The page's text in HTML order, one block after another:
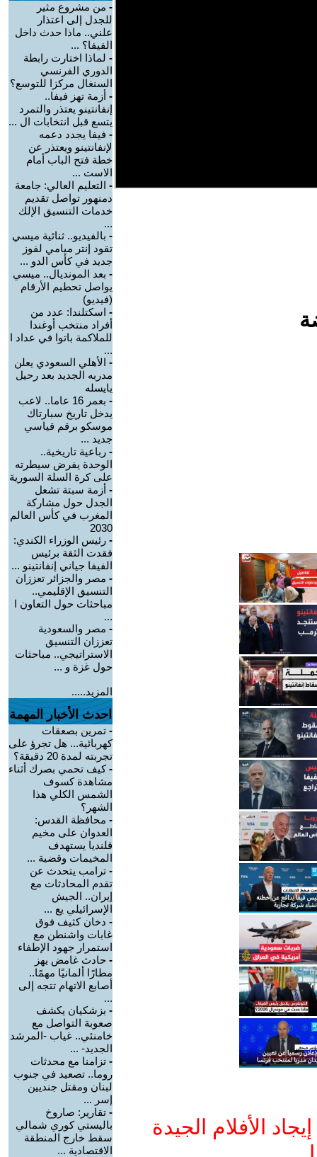
الأفلام الجيدة
- من مشروع مثير
للجدل إلى اعتذار
علني.. ماذا حدث داخل
الفيفا؟ ...
- لماذا اختارت رابطة
الدوري الفرنسي
السنغال مركزا للتوسع؟
- أزمة تهز فيفا..
إنفانتينو يعتذر والتمرد
يتسع قبل انتخابات ال ...
- فيفا يجدد دعمه
لإنفانتينو ويعتذر عن
خطة فتح الباب أمام
الاست ...
- التعليم العالي: جامعة
دمنهور تواصل تقديم
خدمات التنسيق الإلك
...
- بالفيديو.. ثنائية ميسي
تقود إنتر ميامي لفوز
جديد في كأس الدو ...
- بعد المونديال.. ميسي
يواصل تحطيم الأرقام
(فيديو)
- اسكتلندا: عدد من
أفراد منتخب أوغندا
للملاكمة باتوا في عداد ا
...
- الأهلي السعودي يعلن
مدربه الجديد بعد رحيل
يايسله
-
بعمر 16 عاما.. لاعب
يدخل تاريخ سبارتاك
موسكو برقم قياسي
جديد ...
- رباعية تاريخية..
الوحدة يفرض سيطرته
على كرة السلة السورية
- أزمة سبتة تشعل
الجدل حول مشاركة
المغرب في كأس العالم
2030
- رئيس الوزراء الكندي:
فقدت الثقة برئيس
الفيفا جياني إنفانتينو ...
- مصر والجزائر تعززان
التنسيق الإقليمي..
مباحثات حول التعاون ا
...
- مصر والسعودية
تعززان التنسيق
الاستراتيجي.. مباحثات
حول غزة و ...
المزيد.....
احدث الأخبار المهمة
- تمرين بصعقات
كهربائية... هل تجرؤ على
تجربته لمدة 20 دقيقة؟
-كيف تحمي بصرك أثناء
مشاهدة كسوف
الشمس الكلي هذا
الشهر؟
- محافظة القدس:
العدوان على مخيم
قلنديا يستهدف
المخيمات وقضية ...
- ترامب يتحدث عن
تقدم المحادثات مع
إيران.. الجيش
الإسرائيلي يع ...
- دخان كثيف فوق
غابات واشنطن مع
استمرار جهود الإطفاء
- حادث غامض يهز
مطارًا ألمانيًا مهمًا..
أصابع الاتهام تتجه إلى
...
- بزشكيان يكشف
صعوبة التواصل مع
خامنئي.. غياب -المرشد
الجديد- ...
- تزامنا مع محدثات
روما.. تصعيد في جنوب
لبنان ومقتل جنديين
إسر ...
- تقارير: صاروخ
باليستي كوري شمالي
سقط خارج المنطقة
الاقتصادية ...